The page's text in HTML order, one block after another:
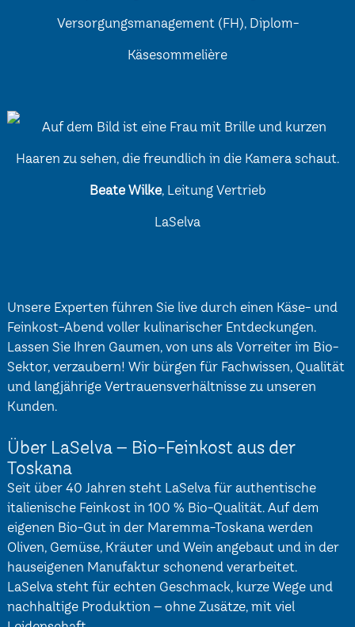
Versorgungsmanagement (FH), Diplom-
Käsesommelière
Beate Wilke, Leitung Vertrieb
LaSelva
Unsere Experten führen Sie live durch einen Käse- und
Feinkost-Abend voller kulinarischer Entdeckungen.
Lassen Sie Ihren Gaumen, von uns als Vorreiter im Bio-
Sektor, verzaubern! Wir bürgen für Fachwissen, Qualität
und langjährige Vertrauensverhältnisse zu unseren
Kunden.
Über LaSelva – Bio-Feinkost aus der
Toskana
Seit über 40 Jahren steht LaSelva für authentische
italienische Feinkost in 100 % Bio-Qualität. Auf dem
eigenen Bio-Gut in der Maremma-Toskana werden
Oliven, Gemüse, Kräuter und Wein angebaut und in der
hauseigenen Manufaktur schonend verarbeitet.
LaSelva steht für echten Geschmack, kurze Wege und
nachhaltige Produktion – ohne Zusätze, mit viel